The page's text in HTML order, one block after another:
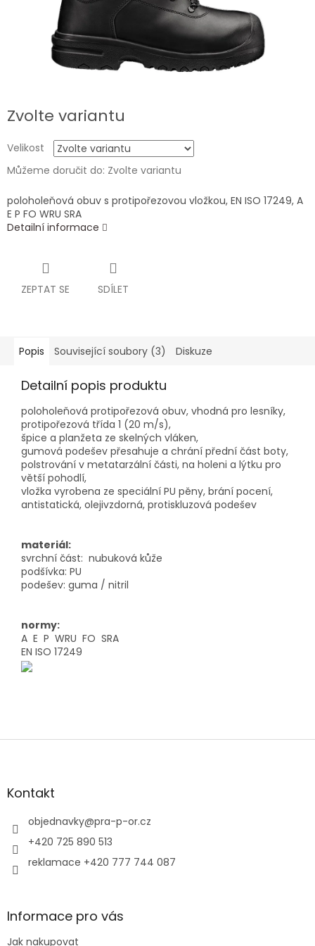
Zvolte variantu
Velikost
Můžeme doručit do: Zvolte variantu
poloholeňová obuv s protipořezovou vložkou, EN ISO 17249, A
E P FO WRU SRA
Detailní informace
ZEPTAT SE SDÍLET
Popis Související soubory (3) Diskuze
Detailní popis produktu
poloholeňová protipořezová obuv, vhodná pro lesníky,
protipořezová třída 1 (20 m/s),
špice a planžeta ze skelných vláken,
gumová podešev přesahuje a chrání přední část boty,
polstrování v metatarzální části, na holeni a lýtku pro
větší pohodlí,
vložka vyrobena ze speciální PU pěny, brání pocení,
antistatická, olejivzdorná, protiskluzová podešev
materiál:
svrchní část: nubuková kůže
podšívka: PU
podešev: guma / nitril
normy:
A E P WRU FO SRA
EN ISO 17249
Z
aKontakt
objednavky@pra-p-or.cz
+420 725 890 513
reklamace +420 777 744 087
Informace pro vás
Jak nakupovat